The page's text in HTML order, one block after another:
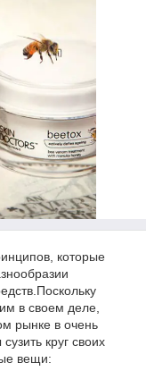
которые
в своем деле,
рынке в очень
круг своих
вещи: